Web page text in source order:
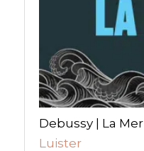
Debussy | La Mer
Luister